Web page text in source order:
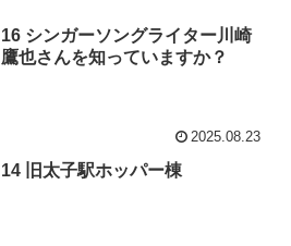
16 シンガーソングライター川崎
鷹也さんを知っていますか？
2025.08.23
14 旧太子駅ホッパー棟